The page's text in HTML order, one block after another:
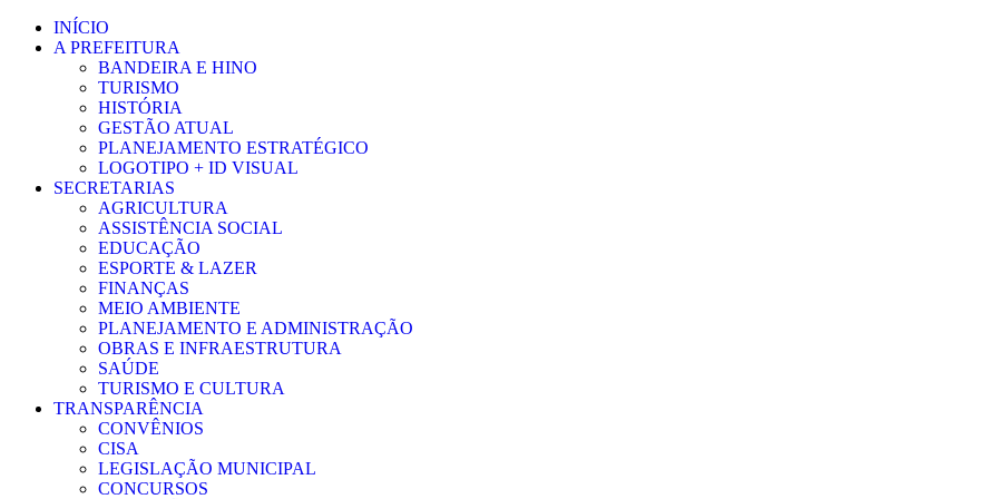
para
INÍCIO
A PREFEITURA
BANDEIRA E HINO
TURISMO
HISTÓRIA
GESTÃO ATUAL
PLANEJAMENTO ESTRATÉGICO
LOGOTIPO + ID VISUAL
SECRETARIAS
AGRICULTURA
ASSISTÊNCIA SOCIAL
EDUCAÇÃO
ESPORTE & LAZER
FINANÇAS
MEIO AMBIENTE
PLANEJAMENTO E ADMINISTRAÇÃO
OBRAS E INFRAESTRUTURA
SAÚDE
TURISMO E CULTURA
TRANSPARÊNCIA
CONVÊNIOS
CISA
LEGISLAÇÃO MUNICIPAL
CONCURSOS